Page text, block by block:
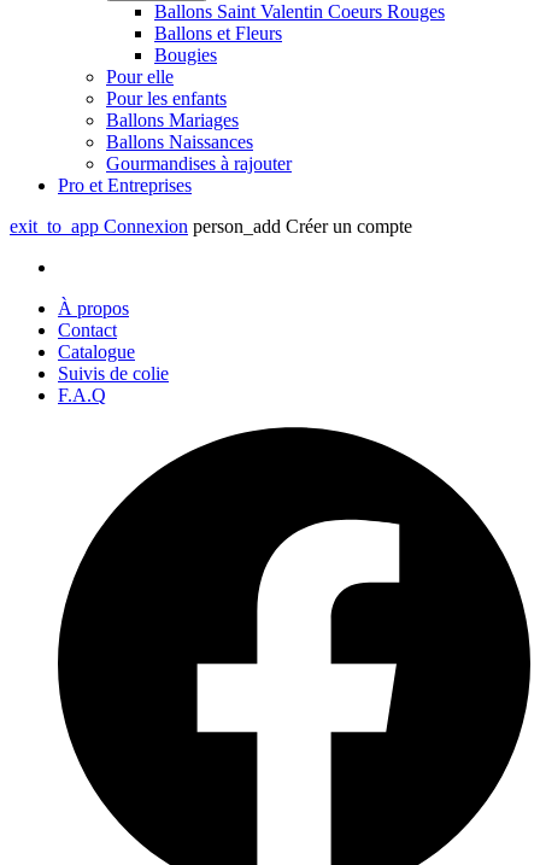
Ballons Saint Valentin Coeurs Rouges
Ballons et Fleurs
Bougies
Pour elle
Pour les enfants
Ballons Mariages
Ballons Naissances
Gourmandises à rajouter
Pro et Entreprises
exit_to_app Connexion person_add Créer un compte
À propos
Contact
Catalogue
Suivis de colie
F.A.Q